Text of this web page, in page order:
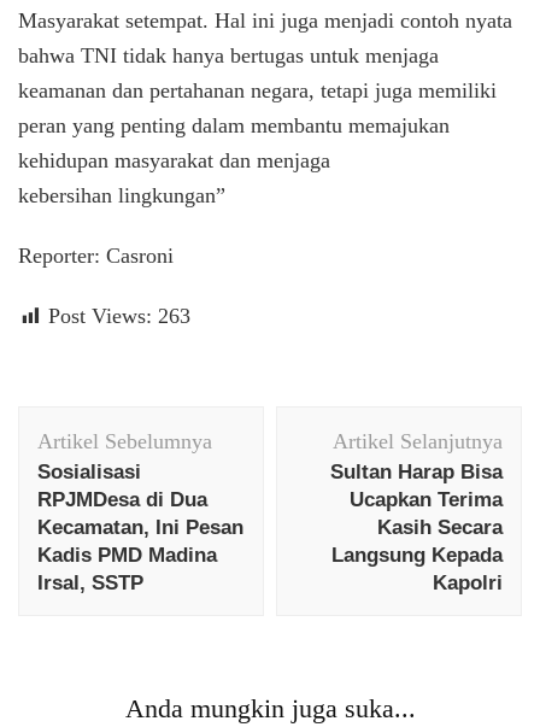
Masyarakat setempat. Hal ini juga menjadi contoh nyata
bahwa TNI tidak hanya bertugas untuk menjaga
keamanan dan pertahanan negara, tetapi juga memiliki
peran yang penting dalam membantu memajukan
kehidupan masyarakat dan menjaga
kebersihan lingkungan”
Reporter: Casroni
Post Views: 263
Artikel
Artikel Sebelumnya
Sosialisasi
RPJMDesa di Dua
Kecamatan, Ini Pesan
Kadis PMD Madina
Irsal, SSTP
Artikel Selanjutnya
Sultan Harap Bisa
Ucapkan Terima
Kasih Secara
Langsung Kepada
Kapolri
Anda mungkin juga suka...